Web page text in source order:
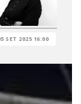
SET 2025 16:00